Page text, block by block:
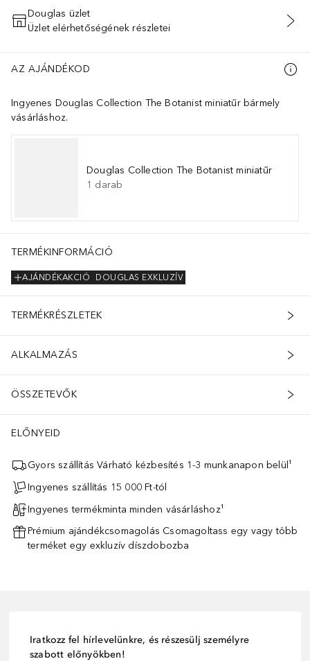
KOSÁRBA HELYEZÉS
Douglas üzlet
Üzlet elérhetőségének részletei
AZ AJÁNDÉKOD
Ingyenes Douglas Collection The Botanist miniatűr bármely
vásárláshoz.
Douglas Collection The Botanist miniatűr
1 darab
TERMÉKINFORMÁCIÓ
DOUGLAS EXKLUZÍV
AJÁNDÉKAKCIÓ
TERMÉKRÉSZLETEK
ALKALMAZÁS
ÖSSZETEVŐK
ELŐNYEID
Gyors szállítás Várható kézbesítés 1-3 munkanapon belül¹
Ingyenes szállítás 15 000 Ft-tól
Ingyenes termékminta minden vásárláshoz¹
Prémium ajándékcsomagolás Csomagoltass egy vagy több
terméket egy exkluzív díszdobozba
Iratkozz fel hírlevelünkre, és részesülj személyre
szabott előnyökben!